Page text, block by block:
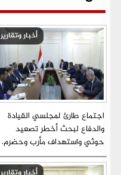
أخبار وتقارير
اجتماع طارئ لمجلسي القيادة
والدفاع لبحث أخطر تصعيد
حوثي واستهداف مأرب وحضرم.